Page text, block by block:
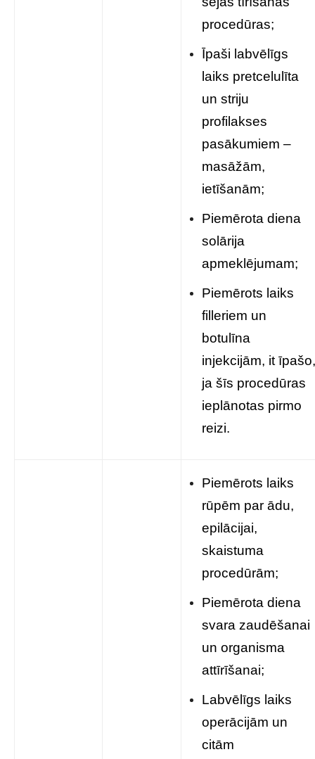
procedūras;
Īpaši labvēlīgs
laiks pretcelulīta
un striju
profilakses
pasākumiem –
masāžām,
ietīšanām;
Piemērota diena
solārija
apmeklējumam;
Piemērots laiks
filleriem un
botulīna
injekcijām, it īpašo,
ja šīs procedūras
ieplānotas pirmo
reizi.
Piemērots laiks
rūpēm par ādu,
epilācijai,
skaistuma
procedūrām;
Piemērota diena
svara zaudēšanai
un organisma
attīrīšanai;
Labvēlīgs laiks
operācijām un
citām